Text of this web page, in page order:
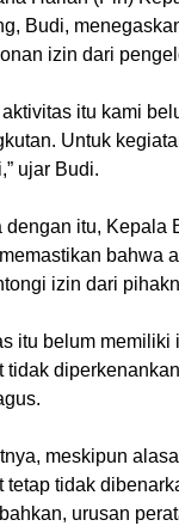
Budi,
izin dari
aktivitas itu kami
Untuk
ujar Budi.
dengan itu, Kepala
bahwa
izin dari
itu belum
tidak
meskipun
tetap tidak
urusan